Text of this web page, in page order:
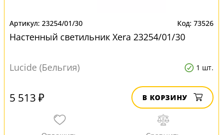
23254/01/30 73526
Настенный светильник Xera 23254/01/30
Lucide (Бельгия) 1 шт.
5 513 ₽ В КОРЗИНУ